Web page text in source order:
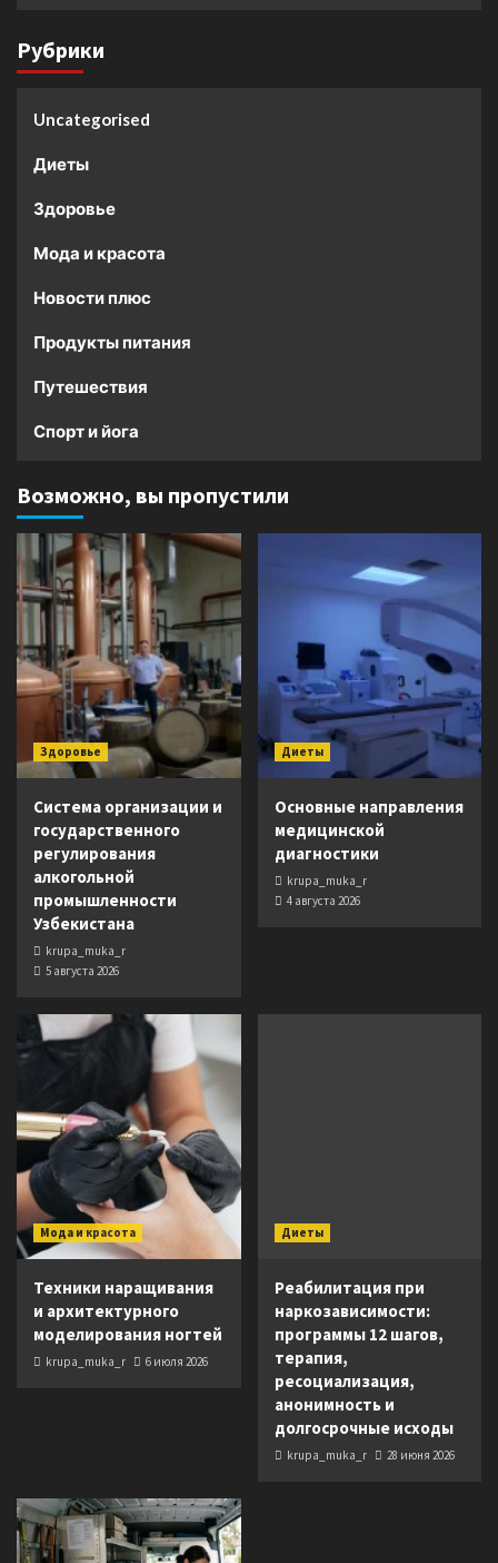
Рубрики
Uncategorised
Диеты
Здоровье
Мода и красота
Новости плюс
Продукты питания
Путешествия
Спорт и йога
Возможно, вы пропустили
Здоровье
Система организации и
государственного
регулирования
алкогольной
промышленности
Узбекистана
krupa_muka_r
5 августа 2026
Диеты
Основные направления
медицинской
диагностики
krupa_muka_r
4 августа 2026
Мода и красота
Техники наращивания
и архитектурного
моделирования ногтей
krupa_muka_r 6 июля 2026
Диеты
Реабилитация при
наркозависимости:
программы 12 шагов,
терапия,
ресоциализация,
анонимность и
долгосрочные исходы
krupa_muka_r 28 июня 2026